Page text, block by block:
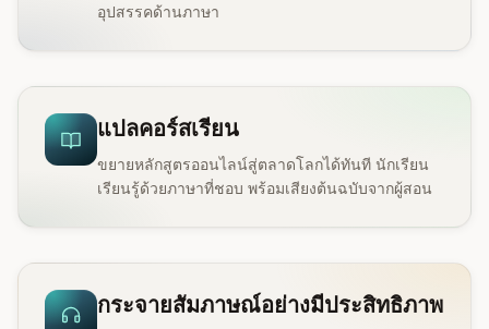
อุปสรรคด้านภาษา
แปลคอร์สเรียน
ขยายหลักสูตรออนไลน์สู่ตลาดโลกได้ทันที นักเรียน
เรียนรู้ด้วยภาษาที่ชอบ พร้อมเสียงต้นฉบับจากผู้สอน
กระจายสัมภาษณ์อย่างมีประสิทธิภาพ